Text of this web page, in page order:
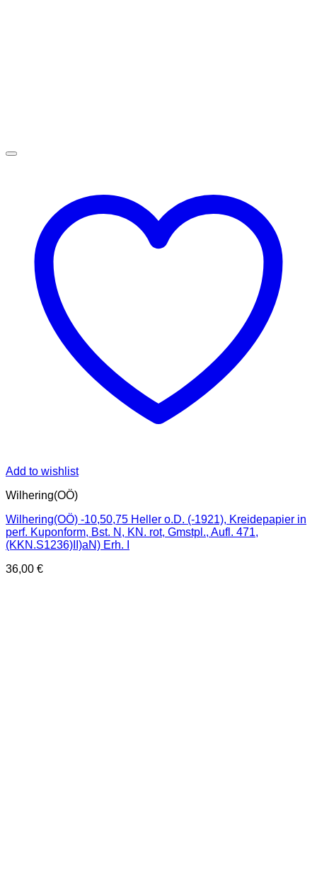
Add to wishlist
Wilhering(OÖ)
Wilhering(OÖ) -10,50,75 Heller o.D. (-1921), Kreidepapier in
perf. Kuponform, Bst. N, KN. rot, Gmstpl., Aufl. 471,
(KKN.S1236)II)aN) Erh. I
36,00 €